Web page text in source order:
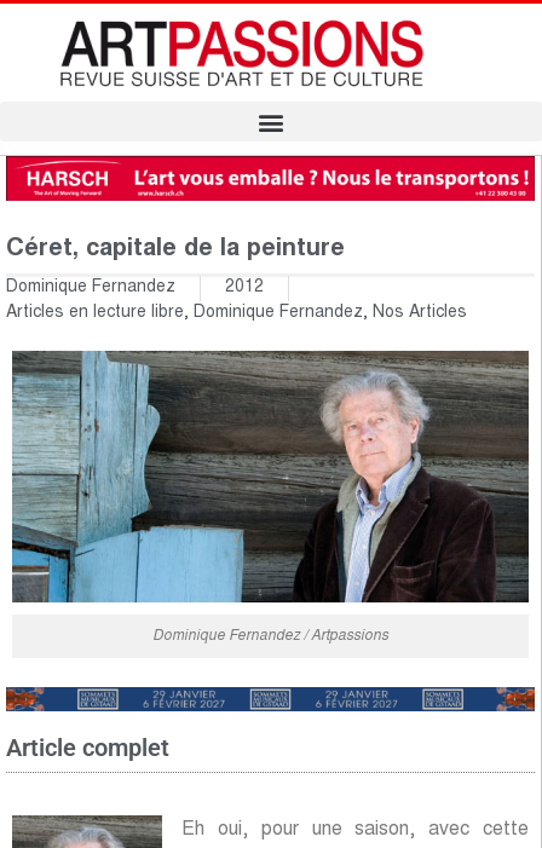
Céret, capitale de la peinture
Dominique Fernandez
2012
Articles en lecture libre, Dominique Fernandez, Nos Articles
Dominique Fernandez / Artpassions
Article complet
Eh oui, pour une saison, avec cette